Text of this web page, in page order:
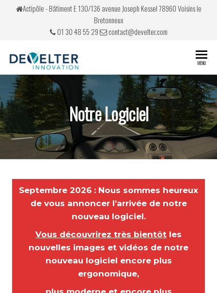
Actipôle - Bâtiment E 130/136 avenue Joseph Kessel 78960 Voisins le
Bretonneux
01 30 48 55 29
contact@develter.com
de conduite
MENU
Notre Logiciel
Septembre 2026 : Nous sommes heureux
de vous annoncer l’arrivée de notre
nouveau logiciel.
Vous découvrirez très bientôt les
nouvelles images et vidéos de notre
nouveau logiciel encore plus
ergonomique,